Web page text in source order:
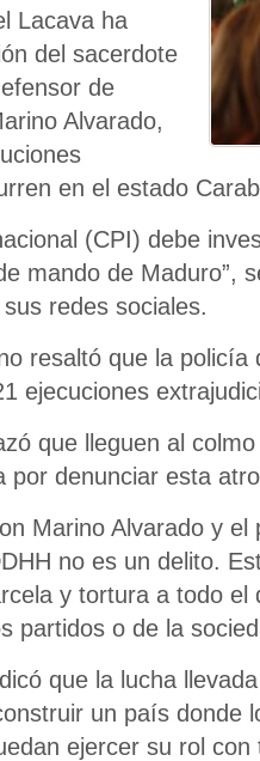
Lacava ha
del sacerdote
de
Alvarado,
en el estado
(CPI) debe
mando de Maduro”,
redes sociales.
resaltó que la
ejecuciones
que lleguen al
por denunciar esta
Marino Alvarado y
no es un delito.
y tortura a todo el
partidos o de la
que la lucha
un país donde
ejercer su rol